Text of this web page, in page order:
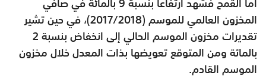
المخزون العالمي للموسم (2017/2018)، في حين تشير
تقديرات مخزون الموسم الحالي إلى انخفاض بنسبة 2
بالمائة ومن المتوقع تعويضها بذات المعدل خلال مخزون
الموسم القادم.